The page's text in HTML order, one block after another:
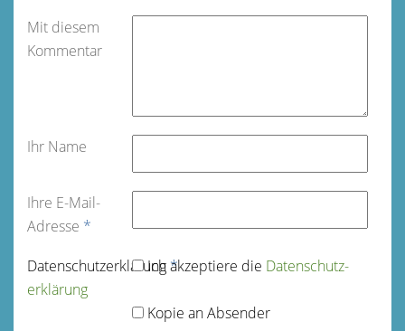
Mit diesem
Kommentar
Ihr Name
Ihre E-Mail-
Adresse *
Datenschutz­erklärung*
Ich akzeptiere die Datenschutz­
erklärung
Kopie an Absender